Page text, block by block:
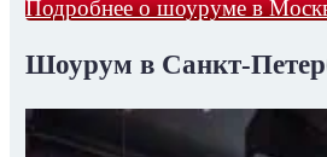
Подробнее о шоуруме в
Шоурум в Санкт-